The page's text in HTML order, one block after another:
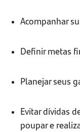
Acompanhar
Definir metas
Planejar seus
Evitar dívidas
poupar e